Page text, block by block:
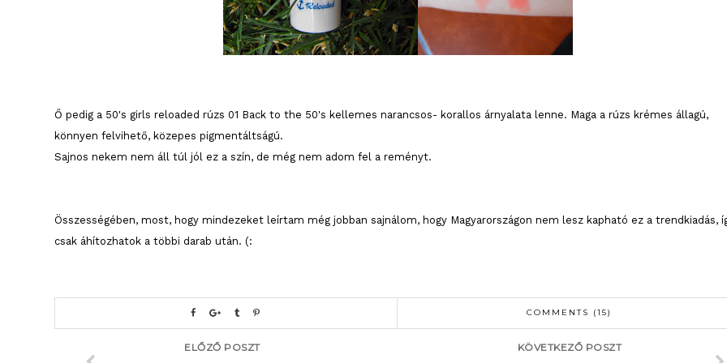
Ő pedig a 50's girls reloaded rúzs 01 Back to the 50's kellemes narancsos- korallos árnyalata lenne. Maga a rúzs krémes állagú,
könnyen felvihető, közepes pigmentáltságú.
Sajnos nekem nem áll túl jól ez a szín, de még nem adom fel a reményt.
Összességében, most, hogy mindezeket leírtam még jobban sajnálom, hogy Magyarországon nem lesz kapható ez a trendkiadás,
csak áhítozhatok a többi darab után. (:
COMMENTS (15)
KÖVETKEZŐ POSZT
ELŐZŐ POSZT